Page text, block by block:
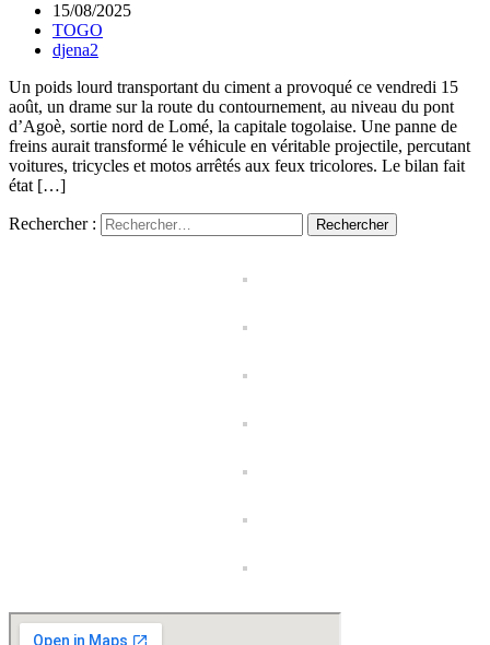
15/08/2025
TOGO
djena2
Un poids lourd transportant du ciment a provoqué ce vendredi 15
août, un drame sur la route du contournement, au niveau du pont
d’Agoè, sortie nord de Lomé, la capitale togolaise. Une panne de
freins aurait transformé le véhicule en véritable projectile, percutant
voitures, tricycles et motos arrêtés aux feux tricolores. Le bilan fait
état […]
Rechercher :